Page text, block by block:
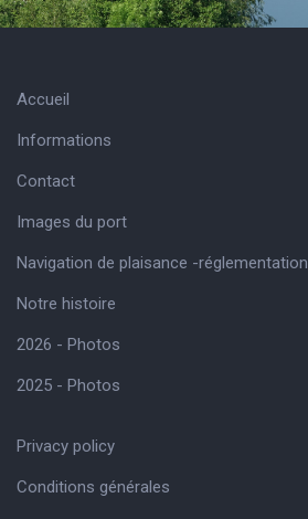
Accueil
Informations
Contact
Images du port
Navigation de plaisance -réglementation
Notre histoire
2026 - Photos
2025 - Photos
Privacy policy
Conditions générales